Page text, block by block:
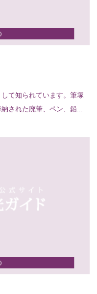
て知られています。筆塚
された廃筆、ペン、鉛...